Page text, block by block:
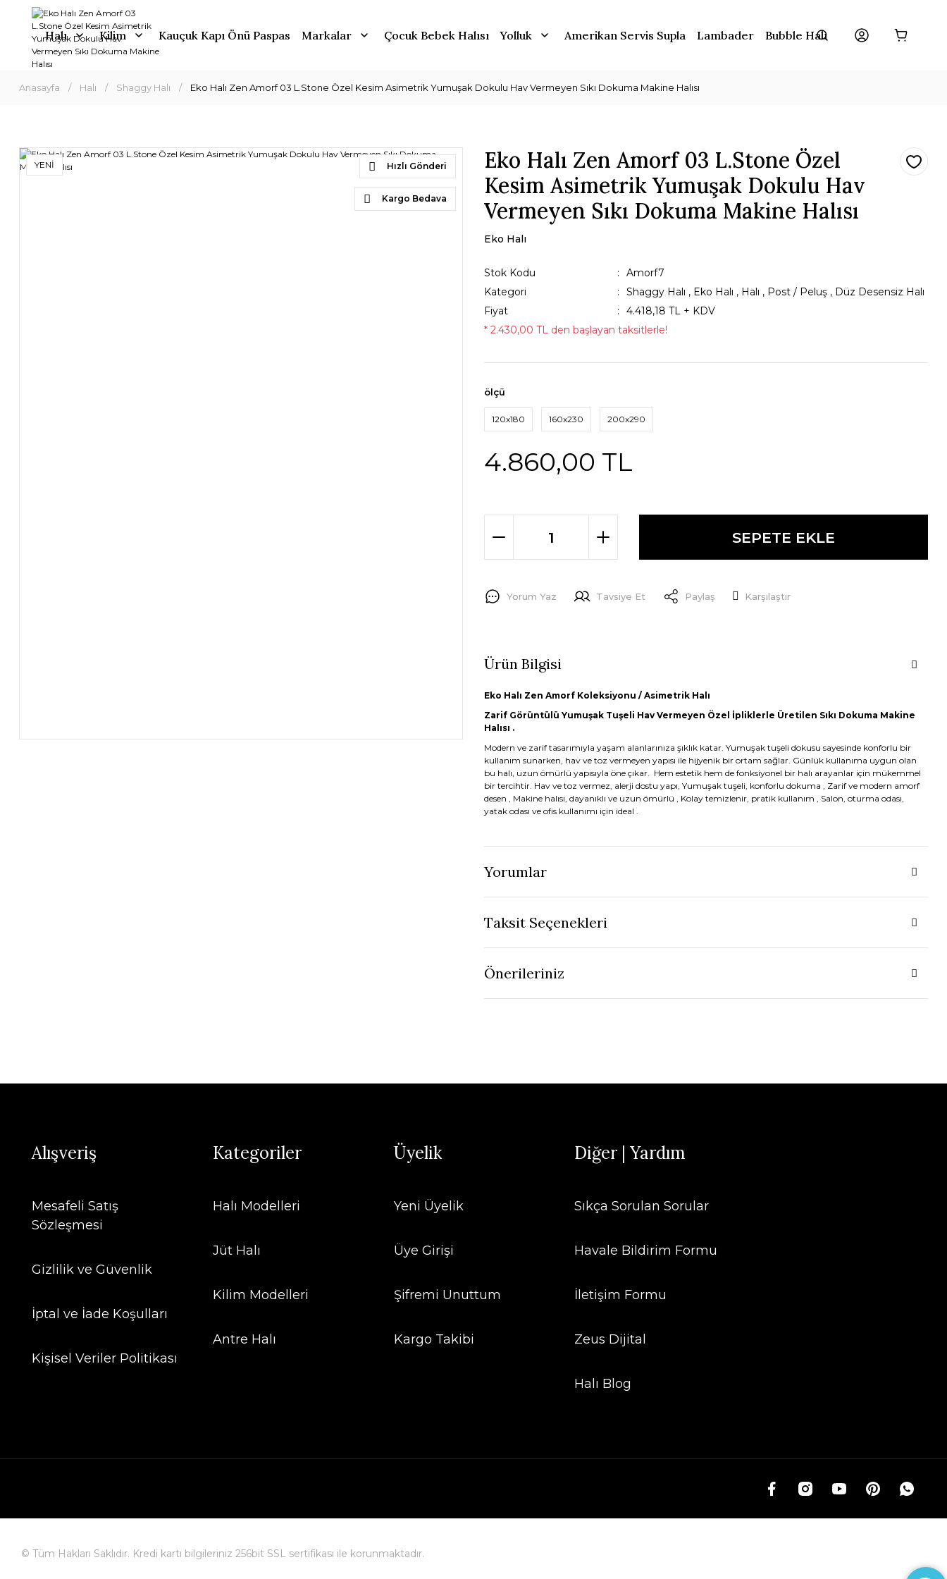
Halı Kilim Kauçuk Kapı Önü Paspas Markalar Çocuk Bebek Halısı Yolluk Amerikan Servis Supla Lambader Bubble Halı
Anasayfa Halı Shaggy Halı Eko Halı Zen Amorf 03 L.Stone Özel Kesim Asimetrik Yumuşak Dokulu Hav Vermeyen Sıkı Dokuma Makine Halısı
Hızlı Gönderi
Kargo Bedava
YENİ
Eko Halı Zen Amorf 03 L.Stone Özel
Kesim Asimetrik Yumuşak Dokulu Hav
Vermeyen Sıkı Dokuma Makine Halısı
Eko Halı
Stok Kodu
Amorf7
Kategori
Shaggy Halı , Eko Halı , Halı , Post / Peluş , Düz Desensiz Halı
Fiyat
4.418,18 TL + KDV
* 2.430,00 TL den başlayan taksitlerle!
ölçü
120x180 160x230 200x290
4.860,00 TL
SEPETE EKLE
Yorum Yaz Tavsiye Et Paylaş Karşılaştır
Ürün Bilgisi
Eko Halı Zen Amorf Koleksiyonu / Asimetrik Halı
Zarif Görüntülü Yumuşak Tuşeli Hav Vermeyen Özel İpliklerle Üretilen Sıkı Dokuma Makine
Halısı .
Modern ve zarif tasarımıyla yaşam alanlarınıza şıklık katar. Yumuşak tuşeli dokusu sayesinde konforlu bir
kullanım sunarken, hav ve toz vermeyen yapısı ile hijyenik bir ortam sağlar. Günlük kullanıma uygun olan
bu halı, uzun ömürlü yapısıyla öne çıkar. Hem estetik hem de fonksiyonel bir halı arayanlar için mükemmel
bir tercihtir. Hav ve toz vermez, alerji dostu yapı, Yumuşak tuşeli, konforlu dokuma , Zarif ve modern amorf
desen , Makine halısı, dayanıklı ve uzun ömürlü , Kolay temizlenir, pratik kullanım , Salon, oturma odası,
yatak odası ve ofis kullanımı için ideal .
Yorumlar
Taksit Seçenekleri
Önerileriniz
Alışveriş
Mesafeli Satış
Sözleşmesi
Gizlilik ve Güvenlik
İptal ve İade Koşulları
Kişisel Veriler Politikası
Kategoriler
Halı Modelleri
Jüt Halı
Kilim Modelleri
Antre Halı
Üyelik
Yeni Üyelik
Üye Girişi
Şifremi Unuttum
Kargo Takibi
Diğer | Yardım
Sıkça Sorulan Sorular
Havale Bildirim Formu
İletişim Formu
Zeus Dijital
Halı Blog
© Tüm Hakları Saklıdır. Kredi kartı bilgileriniz 256bit SSL sertifikası ile korunmaktadır.